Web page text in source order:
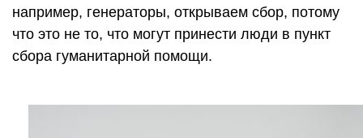
например, генераторы, открываем сбор, потому
что это не то, что могут принести люди в пункт
сбора гуманитарной помощи.